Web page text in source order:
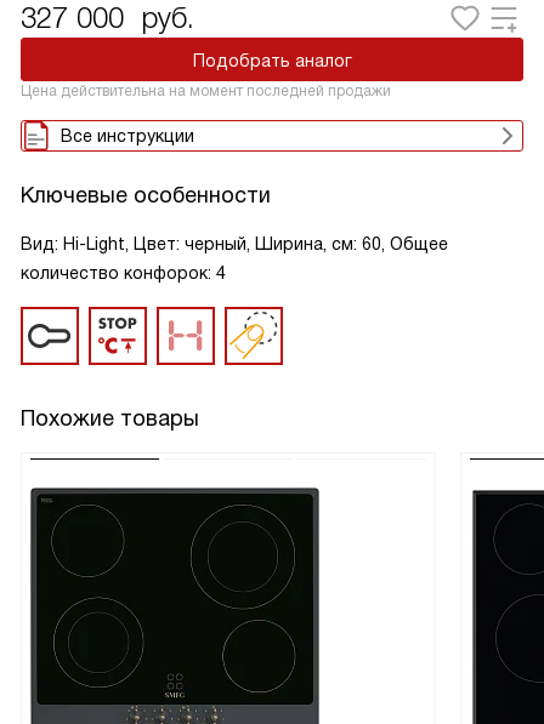
327 000 руб.
Подобрать аналог
Цена действительна на момент последней продажи
Все инструкции
Ключевые особенности
Вид: Hi-Light, Цвет: черный, Ширина, см: 60, Общее
количество конфорок: 4
Похожие товары